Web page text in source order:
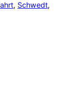
, Schwedt